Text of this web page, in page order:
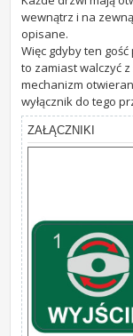
wewnątrz i na
opisane.
Więc gdyby ten gość
to zamiast walczyć
mechanizm
wyłącznik do tego
ZAŁĄCZNIKI